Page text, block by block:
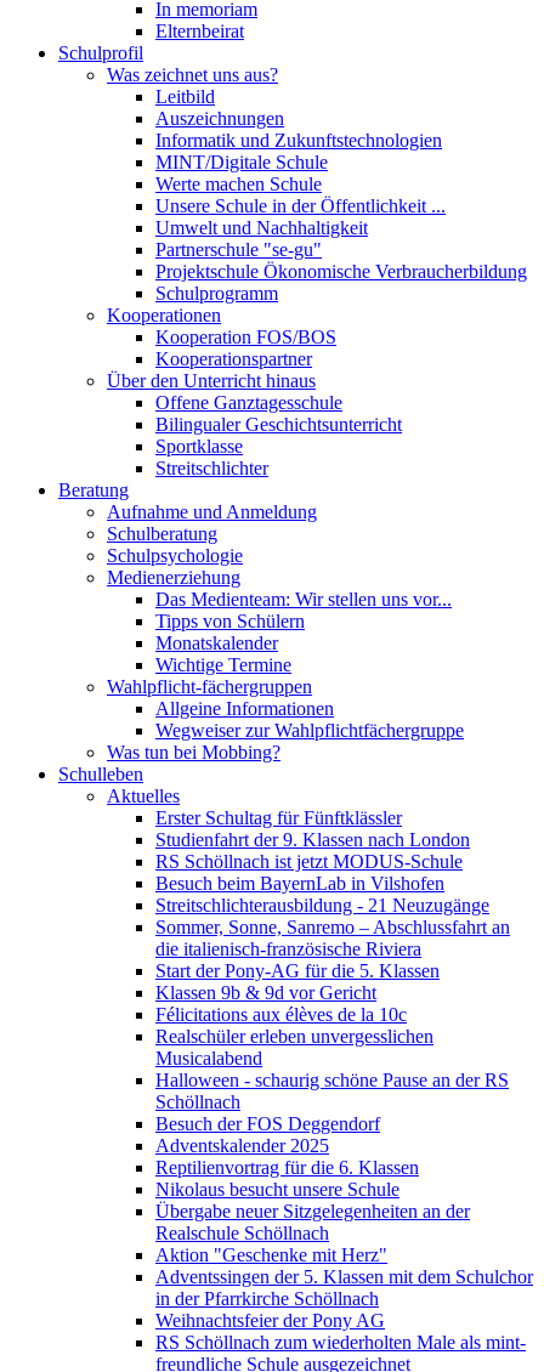
In memoriam
Elternbeirat
Schulprofil
Was zeichnet uns aus?
Leitbild
Auszeichnungen
Informatik und Zukunftstechnologien
MINT/Digitale Schule
Werte machen Schule
Unsere Schule in der Öffentlichkeit ...
Umwelt und Nachhaltigkeit
Partnerschule "se-gu"
Projektschule Ökonomische Verbraucherbildung
Schulprogramm
Kooperationen
Kooperation FOS/BOS
Kooperationspartner
Über den Unterricht hinaus
Offene Ganztagesschule
Bilingualer Geschichtsunterricht
Sportklasse
Streitschlichter
Beratung
Aufnahme und Anmeldung
Schulberatung
Schulpsychologie
Medienerziehung
Das Medienteam: Wir stellen uns vor...
Tipps von Schülern
Monatskalender
Wichtige Termine
Wahlpflicht-fächergruppen
Allgeine Informationen
Wegweiser zur Wahlpflichtfächergruppe
Was tun bei Mobbing?
Schulleben
Aktuelles
Erster Schultag für Fünftklässler
Studienfahrt der 9. Klassen nach London
RS Schöllnach ist jetzt MODUS-Schule
Besuch beim BayernLab in Vilshofen
Streitschlichterausbildung - 21 Neuzugänge
Sommer, Sonne, Sanremo – Abschlussfahrt an
die italienisch-französische Riviera
Start der Pony-AG für die 5. Klassen
Klassen 9b & 9d vor Gericht
Félicitations aux élèves de la 10c
Realschüler erleben unvergesslichen
Musicalabend
Halloween - schaurig schöne Pause an der RS
Schöllnach
Besuch der FOS Deggendorf
Adventskalender 2025
Reptilienvortrag für die 6. Klassen
Nikolaus besucht unsere Schule
Übergabe neuer Sitzgelegenheiten an der
Realschule Schöllnach
Aktion "Geschenke mit Herz"
Adventssingen der 5. Klassen mit dem Schulchor
in der Pfarrkirche Schöllnach
Weihnachtsfeier der Pony AG
RS Schöllnach zum wiederholten Male als mint-
freundliche Schule ausgezeichnet